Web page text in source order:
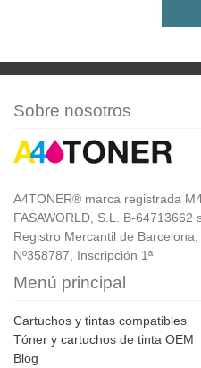
Sobre nosotros
A4TONER® marca registrada
FASAWORLD, S.L. B-
Registro Mercantil de
Nº358787, Inscripción 1ª
Menú principal
Cartuchos y tintas compatibles
Tóner y cartuchos de tinta OEM
Blog